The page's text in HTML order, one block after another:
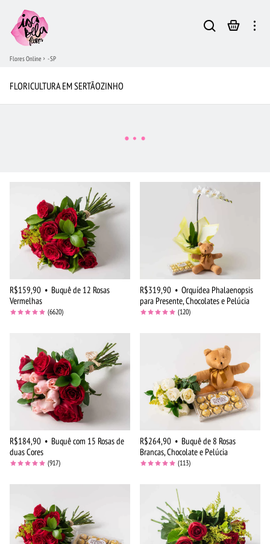
Flores Online - SP
FLORICULTURA EM SERTÃOZINHO
R$159,90 • Buquê de 12 Rosas
Vermelhas
(6620)
R$319,90 • Orquídea Phalaenopsis
para Presente, Chocolates e Pelúcia
(120)
R$184,90 • Buquê com 15 Rosas de
duas Cores
(917)
R$264,90 • Buquê de 8 Rosas
Brancas, Chocolate e Pelúcia
(113)